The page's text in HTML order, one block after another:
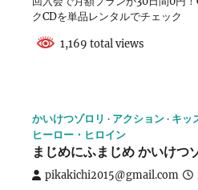
クCDを単品レンタルでチェック
1,169 total views
かいけつゾロリ アクション キッ
ヒーロー・ヒロイン
まじめにふまじめ かいけつ
pikakichi2015@gmail.com